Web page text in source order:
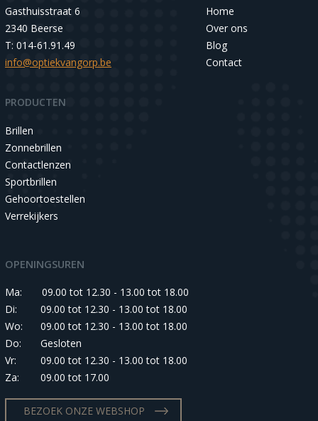
Gasthuisstraat 6
2340 Beerse
T: 014-61.91.49
info@optiekvangorp.be
Home
Over ons
Blog
Contact
PRODUCTEN
Brillen
Zonnebrillen
Contactlenzen
Sportbrillen
Gehoortoestellen
Verrekijkers
OPENINGSUREN
Ma:
09.00 tot 12.30 - 13.00 tot 18.00
Di:
09.00 tot 12.30 - 13.00 tot 18.00
Wo:
09.00 tot 12.30 - 13.00 tot 18.00
Do:
Gesloten
Vr:
09.00 tot 12.30 - 13.00 tot 18.00
Za:
09.00 tot 17.00
BEZOEK ONZE WEBSHOP